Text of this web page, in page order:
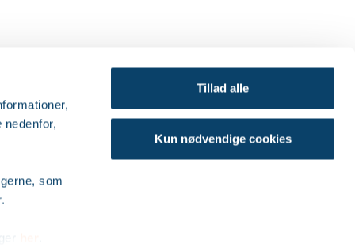
nedenfor,
som
Tillad alle
Kun nødvendige cookies
er dårlig"